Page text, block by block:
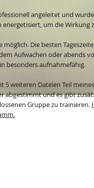
angeleitet und
um die Wirkung
Die besten
Aufwachen oder abends
besonders aufnahmefähig.
weiteren Dateien Teil meines
abgestimmt und es gibt
Gruppe zu trainieren.